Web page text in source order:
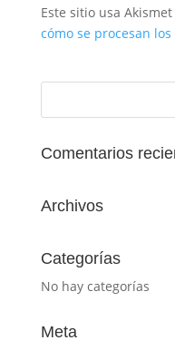
Este sitio usa
cómo se procesan
Comentarios
Archivos
Categorías
No hay categorías
Meta